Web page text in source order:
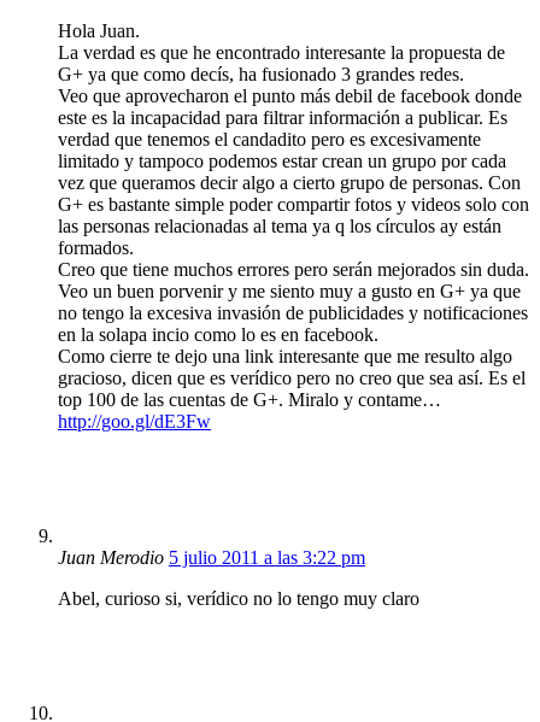
Hola Juan.
La verdad es que he encontrado interesante la propuesta de
G+ ya que como decís, ha fusionado 3 grandes redes.
Veo que aprovecharon el punto más debil de facebook donde
este es la incapacidad para filtrar información a publicar. Es
verdad que tenemos el candadito pero es excesivamente
limitado y tampoco podemos estar crean un grupo por cada
vez que queramos decir algo a cierto grupo de personas. Con
G+ es bastante simple poder compartir fotos y videos solo con
las personas relacionadas al tema ya q los círculos ay están
formados.
Creo que tiene muchos errores pero serán mejorados sin duda.
Veo un buen porvenir y me siento muy a gusto en G+ ya que
no tengo la excesiva invasión de publicidades y notificaciones
en la solapa incio como lo es en facebook.
Como cierre te dejo una link interesante que me resulto algo
gracioso, dicen que es verídico pero no creo que sea así. Es el
top 100 de las cuentas de G+. Miralo y contame…
http://goo.gl/dE3Fw
Juan Merodio 5 julio 2011 a las 3:22 pm
Abel, curioso si, verídico no lo tengo muy claro